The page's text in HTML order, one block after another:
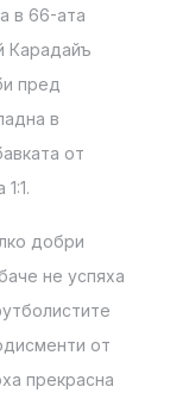
в 66-ата
Карадайъ
пред
в
от
добри
не успяха
от
прекрасна